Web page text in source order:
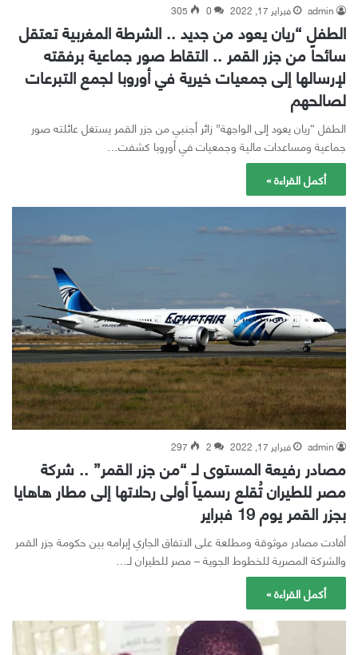
admin فبراير 17, 2022 0
305
الطفل “ريان يعود من جديد .. الشرطة المغربية تعتقل
سائحاً من جزر القمر .. التقاط صور جماعية برفقته
لإرسالها إلى جمعيات خيرية في أوروبا لجمع التبرعات
لصالحهم
الطفل “ريان يعود إلى الواجهة” زائر أجنبي من جزر القمر يستغل عائلته صور
جماعية ومساعدات مالية وجمعيات في أوروبا كشفت…
أكمل القراءة »
admin فبراير 17, 2022 2
297
مصادر رفيعة المستوى لـ “من جزر القمر” .. شركة
مصر للطيران تُقلع رسمياً أولى رحلاتها إلى مطار هاهايا
بجزر القمر يوم 19 فبراير
أفادت مصادر موثوقة ومطلعة على الاتفاق الجاري إبرامه بين حكومة جزر القمر
والشركة المصرية للخطوط الجوية – مصر للطيران لـ…
أكمل القراءة »